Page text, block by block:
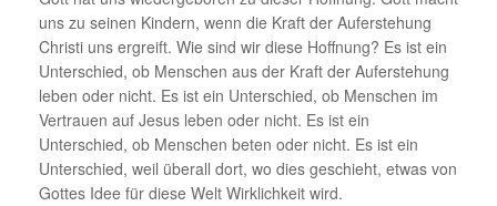
uns zu seinen Kindern, wenn die Kraft der Auferstehung
Christi uns ergreift. Wie sind wir diese Hoffnung? Es ist ein
Unterschied, ob Menschen aus der Kraft der Auferstehung
leben oder nicht. Es ist ein Unterschied, ob Menschen im
Vertrauen auf Jesus leben oder nicht. Es ist ein
Unterschied, ob Menschen beten oder nicht. Es ist ein
Unterschied, weil überall dort, wo dies geschieht, etwas von
Gottes Idee für diese Welt Wirklichkeit wird.